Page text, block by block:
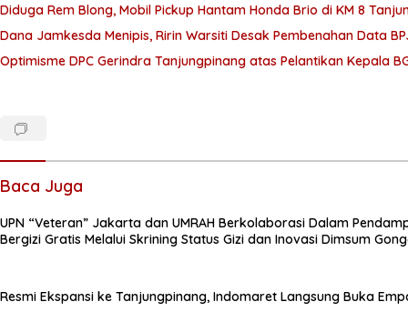
Diduga Rem Blong, Mobil Pickup Hantam Honda Brio di KM 8
Dana Jamkesda Menipis, Ririn Warsiti Desak Pembenahan Data
Optimisme DPC Gerindra Tanjungpinang atas Pelantikan Kepala
Baca Juga
UPN “Veteran” Jakarta dan UMRAH Berkolaborasi Dalam
Bergizi Gratis Melalui Skrining Status Gizi dan Inovasi Dimsum
Resmi Ekspansi ke Tanjungpinang, Indomaret Langsung Buka